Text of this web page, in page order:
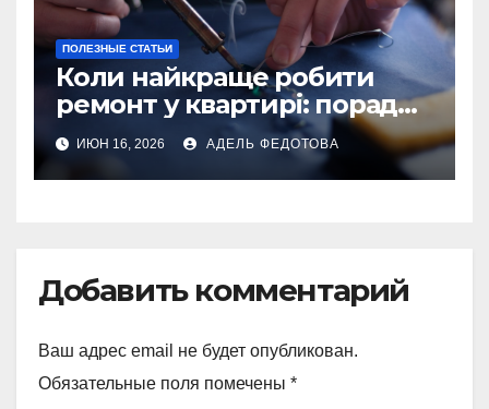
ПОЛЕЗНЫЕ СТАТЬИ
Коли найкраще робити
ремонт у квартирі: поради
та особливості 2026
ИЮН 16, 2026 АДЕЛЬ ФЕДОТОВА
Добавить комментарий
Ваш адрес email не будет опубликован.
Обязательные поля помечены *